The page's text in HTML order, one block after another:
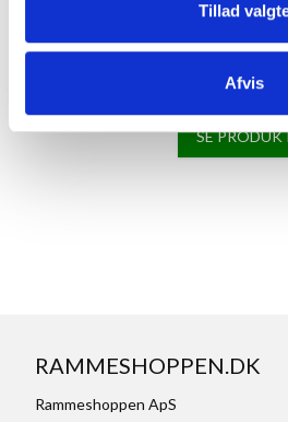
Tillad
Afvis
Massiv Egetræsramme, refleksfri,
199,00 kr.
SE
RAMMESHOPPEN.DK
Rammeshoppen ApS